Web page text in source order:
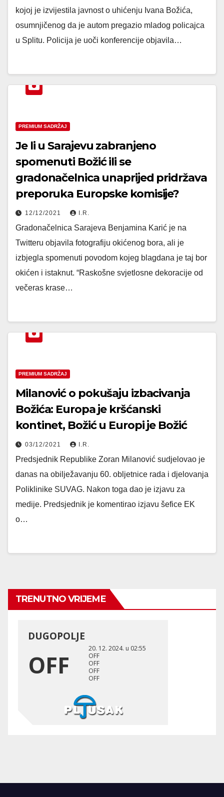
kojoj je izvijestila javnost o uhićenju Ivana Božića,
osumnjičenog da je autom pregazio mladog policajca
u Splitu. Policija je uoči konferencije objavila…
PREMIUM SADRŽAJ
Je li u Sarajevu zabranjeno
spomenuti Božić ili se
gradonačelnica unaprijed pridržava
preporuka Europske komisije?
12/12/2021 I.R.
Gradonačelnica Sarajeva Benjamina Karić je na
Twitteru objavila fotografiju okićenog bora, ali je
izbjegla spomenuti povodom kojeg blagdana je taj bor
okićen i istaknut. “Raskošne svjetlosne dekoracije od
večeras krase…
PREMIUM SADRŽAJ
Milanović o pokušaju izbacivanja
Božića: Europa je kršćanski
kontinet, Božić u Europi je Božić
03/12/2021 I.R.
Predsjednik Republike Zoran Milanović sudjelovao je
danas na obilježavanju 60. obljetnice rada i djelovanja
Poliklinike SUVAG. Nakon toga dao je izjavu za
medije. Predsjednik je komentirao izjavu šefice EK
o…
TRENUTNO VRIJEME